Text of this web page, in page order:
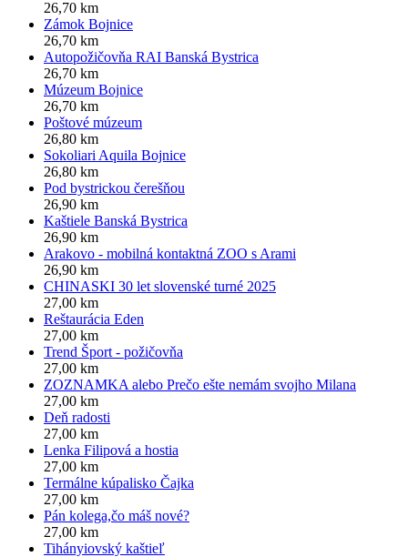
26,70 km
Zámok Bojnice
26,70 km
Autopožičovňa RAI Banská Bystrica
26,70 km
Múzeum Bojnice
26,70 km
Poštové múzeum
26,80 km
Sokoliari Aquila Bojnice
26,80 km
Pod bystrickou čerešňou
26,90 km
Kaštiele Banská Bystrica
26,90 km
Arakovo - mobilná kontaktná ZOO s Arami
26,90 km
CHINASKI 30 let slovenské turné 2025
27,00 km
Reštaurácia Eden
27,00 km
Trend Šport - požičovňa
27,00 km
ZOZNAMKA alebo Prečo ešte nemám svojho Milana
27,00 km
Deň radosti
27,00 km
Lenka Filipová a hostia
27,00 km
Termálne kúpalisko Čajka
27,00 km
Pán kolega,čo máš nové?
27,00 km
Tihányiovský kaštieľ